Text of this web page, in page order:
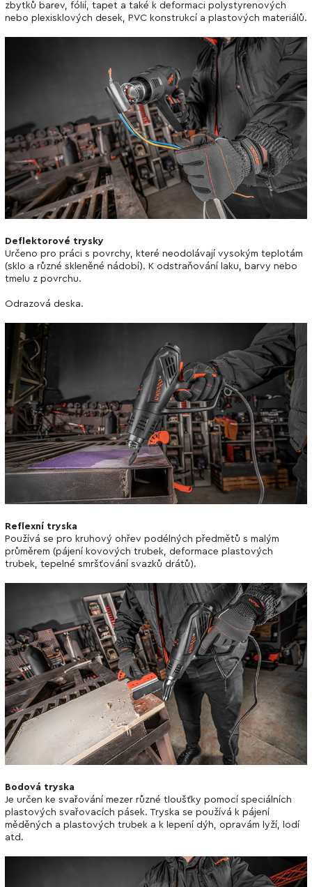
zbytků barev, fólií, tapet a také k deformaci polystyrenových
nebo plexisklových desek, PVC konstrukcí a plastových materiálů.
Deflektorové trysky
Určeno pro práci s povrchy, které neodolávají vysokým teplotám
(sklo a různé skleněné nádobí). K odstraňování laku, barvy nebo
tmelu z povrchu.
Odrazová deska.
Reflexní tryska
Používá se pro kruhový ohřev podélných předmětů s malým
průměrem (pájení kovových trubek, deformace plastových
trubek, tepelné smršťování svazků drátů).
Bodová tryska
Je určen ke svařování mezer různé tloušťky pomocí speciálních
plastových svařovacích pásek. Tryska se používá k pájení
měděných a plastových trubek a k lepení dýh, opravám lyží, lodí
atd.